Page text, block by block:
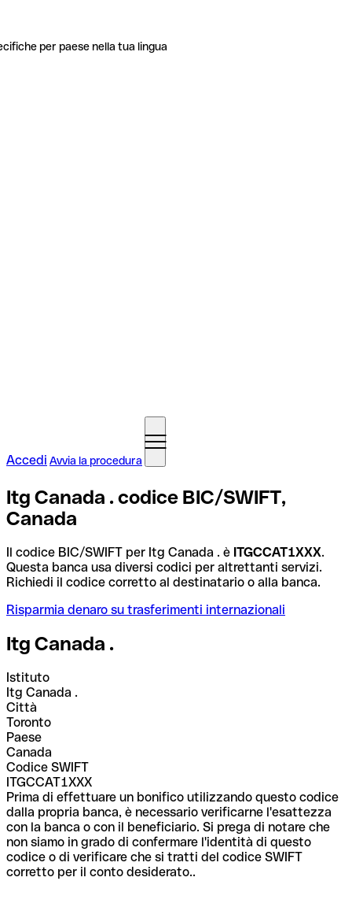
per paese nella tua lingua
Accedi Avvia la procedura
Itg Canada . codice BIC/SWIFT,
Canada
Il codice BIC/SWIFT per Itg Canada . è ITGCCAT1XXX.
Questa banca usa diversi codici per altrettanti servizi.
Richiedi il codice corretto al destinatario o alla banca.
Risparmia denaro su trasferimenti internazionali
Itg Canada .
Istituto
Itg Canada .
Città
Toronto
Paese
Canada
Codice SWIFT
ITGCCAT1XXX
Prima di effettuare un bonifico utilizzando questo codice
dalla propria banca, è necessario verificarne l'esattezza
con la banca o con il beneficiario. Si prega di notare che
non siamo in grado di confermare l'identità di questo
codice o di verificare che si tratti del codice SWIFT
corretto per il conto desiderato..